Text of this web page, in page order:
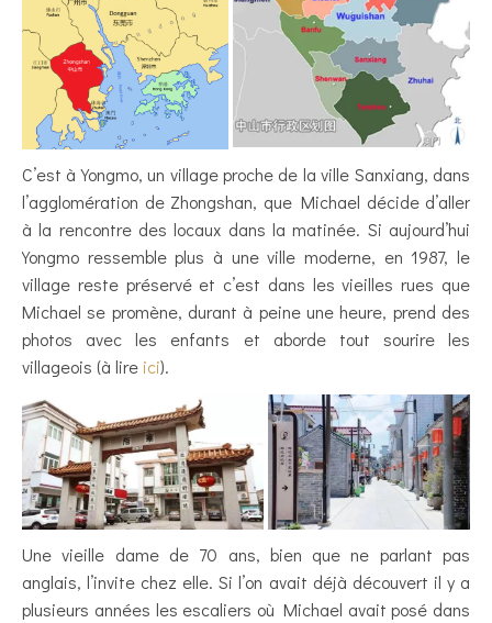
C’est à Yongmo, un village proche de la ville Sanxiang, dans
l’agglomération de Zhongshan, que Michael décide d’aller
à la rencontre des locaux dans la matinée. Si aujourd’hui
Yongmo ressemble plus à une ville moderne, en 1987, le
village reste préservé et c’est dans les vieilles rues que
Michael se promène, durant à peine une heure, prend des
photos avec les enfants et aborde tout sourire les
villageois (à lire ici).
Une vieille dame de 70 ans, bien que ne parlant pas
anglais, l’invite chez elle. Si l’on avait déjà découvert il y a
plusieurs années les escaliers où Michael avait posé dans